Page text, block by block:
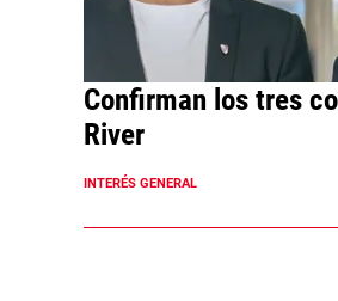
Confirman los tres
River
INTERÉS GENERAL